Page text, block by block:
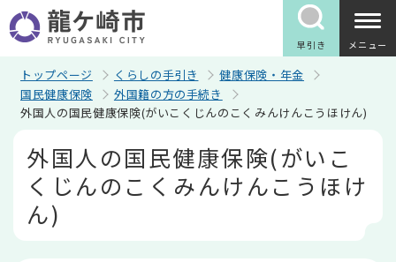
の
ペ
早引き メニュー
トップページ くらしの手引き
健康保険・年金
国民健康保険
外国籍の方の手続き
外国人の国民健康保険(がいこくじんのこくみんけんこうほけん)
外国人の国民健康保険(がいこ
くじんのこくみんけんこうほけ
ん)